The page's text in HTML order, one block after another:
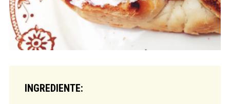
INGREDIENTE: